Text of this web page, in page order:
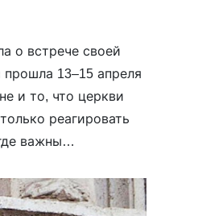
о встрече своей
13–15 апреля
и то, что церкви
реагировать
важны